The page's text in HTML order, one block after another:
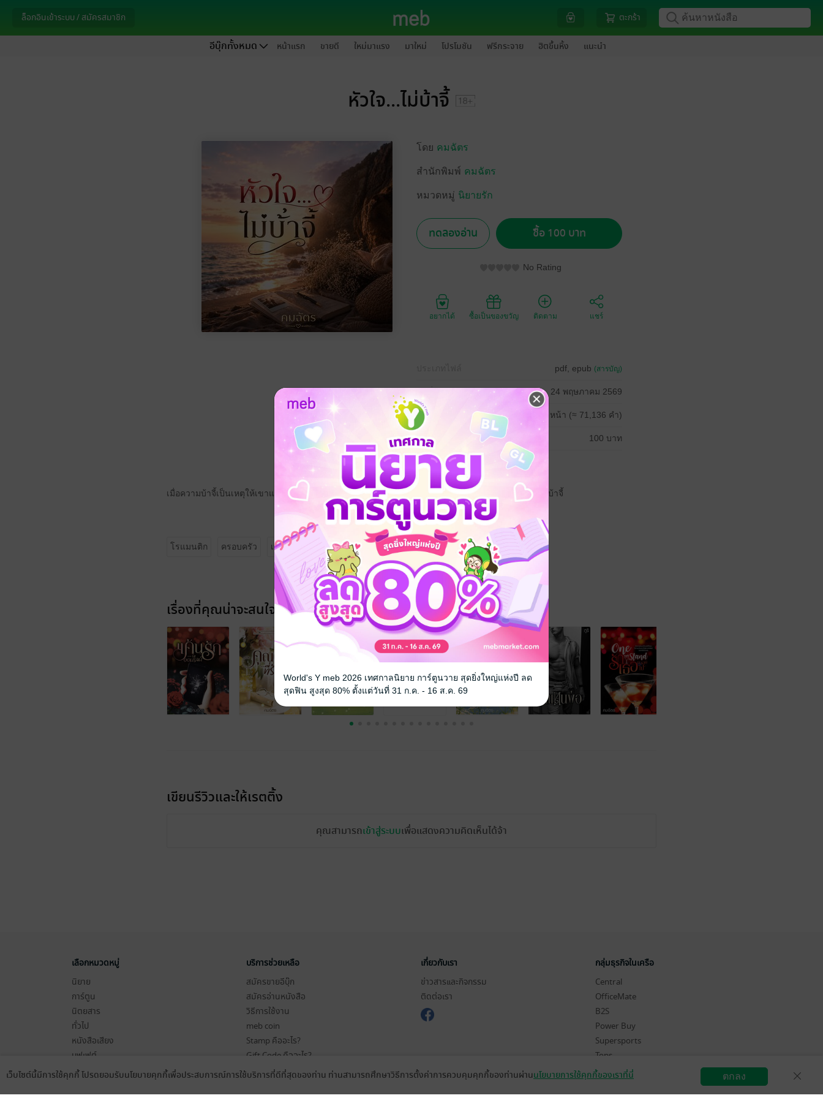
ล็อกอินเข้าระบบ / สมัครสมาชิก ตะกร้า
อีบุ๊กทั้งหมด หน้าแรก ขายดี ใหม่มาแรง มาใหม่ โปรโมชัน ฟรีกระจาย ฮิตขึ้นหิ้ง แนะนำ
หัวใจ...ไม่บ้าจี้
โดย คมฉัตร
สำนักพิมพ์ คมฉัตร
หมวดหมู่ นิยายรัก
ทดลองอ่าน ซื้อ 100 บาท
No Rating
อยากได้ ซื้อเป็นของขวัญ ติดตาม แชร์
pdf, epub (สารบัญ)
24 พฤษภาคม 2569
ความยาว 201 หน้า (≈ 71,136 คำ)
ราคาปก 100 บาท
เมื่อความบ้าจี้เป็นเหตุให้เขาและเธอต้องมาเจอกัน เรื่องราวจะวุ่นวายมากแค่ไหน ติดตามได้ใน หัวใจ...ไม่บ้าจี้
โรแมนติก ครอบครัว เพื่อนสนิท ความรัก
เรื่องที่คุณน่าจะสนใจ
เขียนรีวิวและให้เรตติ้ง
คุณสามารถเข้าสู่ระบบเพื่อแสดงความคิดเห็นได้จ้า
เลือกหมวดหมู่
นิยาย
การ์ตูน
นิตยสาร
ทั่วไป
หนังสือเสียง
บุฟเฟต์
บริการช่วยเหลือ
สมัครขายอีบุ๊ก
สมัครอ่านหนังสือ
วิธีการใช้งาน
meb coin
Stamp คืออะไร?
Gift Code คืออะไร?
เงื่อนไขในการใช้บริการ
เกี่ยวกับเรา
ข่าวสารและกิจกรรม
ติดต่อเรา
กลุ่มธุรกิจในเครือ
Central
OfficeMate
B2S
Power Buy
Supersports
Tops
Hytexts
สมัครขายอีบุ๊ก วิธีการใช้งาน
เว็บไซต์นี้มีการใช้คุกกี้ โปรดยอมรับนโยบายคุกกี้เพื่อประสบการณ์การใช้บริการที่ดีที่สุดของท่าน ท่านสามารถศึกษาวิธีการตั้งค่าการควบคุมคุกกี้ของท่านผ่านนโยบายการใช้คุกกี้ของเราที่นี่ ตกลง
World's Y meb 2026 เทศกาลนิยาย การ์ตูนวาย สุดยิ่งใหญ่แห่งปี ลด
สุดฟิน สูงสุด 80% ตั้งแต่วันที่ 31 ก.ค. - 16 ส.ค. 69